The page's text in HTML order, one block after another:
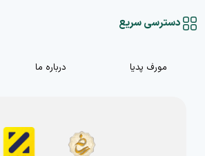
دسترسی سریع
مورف پدیا درباره ما